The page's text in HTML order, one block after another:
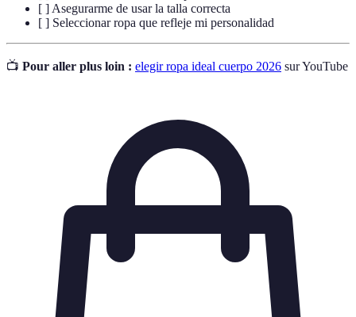
[ ] Asegurarme de usar la talla correcta
[ ] Seleccionar ropa que refleje mi personalidad
📺 Pour aller plus loin : elegir ropa ideal cuerpo 2026 sur YouTube